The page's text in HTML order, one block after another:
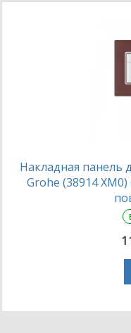
Накладная панель
Grohe (38914